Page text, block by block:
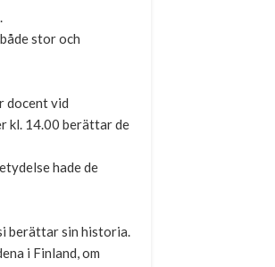
stor och
docent vid
kl. 14.00 berättar de
hade de
berättar sin historia.
i Finland, om